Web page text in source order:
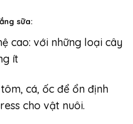
sữa:
cao: với những loại cây
ít
cá, ốc để ổn định
cho vật nuôi.